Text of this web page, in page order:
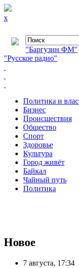
x
"Баргузин ФМ"
"Русское радио"
Политика и
Бизнес
Происшествия
Общество
Cпорт
Здоровье
Культура
Город живёт
Байкал
Чайный путь
Политика
Новое
7 августа, 17:34